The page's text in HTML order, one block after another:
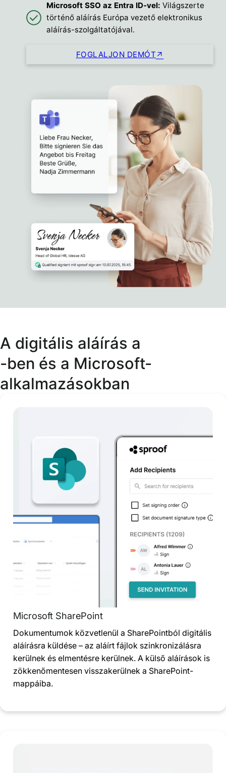
Microsoft SSO az Entra ID-vel: Világszerte
történő aláírás Európa vezető elektronikus
aláírás-szolgáltatójával.
FOGLALJON DEMÓT
A digitális aláírás a
-ben és a Microsoft-
alkalmazásokban
Microsoft SharePoint
Dokumentumok közvetlenül a SharePointból digitális
aláírásra küldése – az aláírt fájlok szinkronizálásra
kerülnek és elmentésre kerülnek. A külső aláírások is
zökkenőmentesen visszakerülnek a SharePoint-
mappáiba.